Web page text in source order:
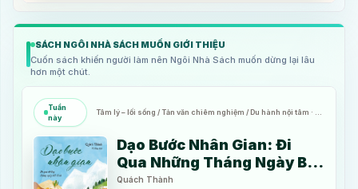
SÁCH NGÔI NHÀ SÁCH MUỐN GIỚI THIỆU
Cuốn sách khiến người làm nên Ngôi Nhà Sách muốn dừng lại lâu
hơn một chút.
Tuần
này
Tâm lý – lối sống / Tản văn chiêm nghiệm / Du hành nội tâm · Từ
Dạo Bước Nhân Gian: Đi
Qua Những Tháng Ngày Bất
Định
Quách Thành